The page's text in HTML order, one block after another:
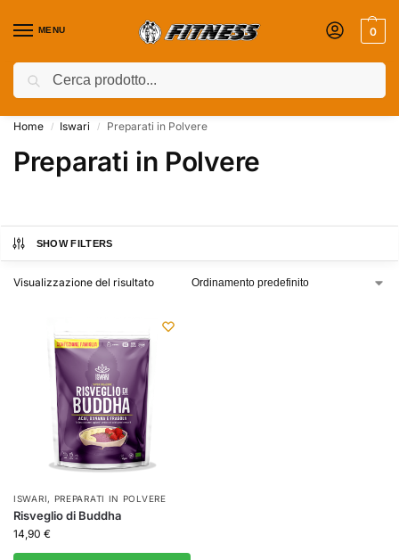
MENU 0
Coupon attivi ⚡ Aggiungili nel Carrello!
Home / Iswari / Preparati in Polvere
Preparati in Polvere
SHOW FILTERS
Visualizzazione del risultato
ISWARI, PREPARATI IN POLVERE
Risveglio di Buddha
14,90 €